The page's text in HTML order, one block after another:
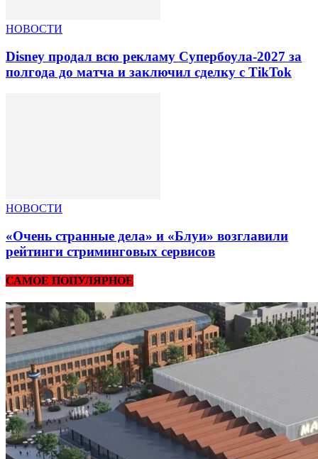
НОВОСТИ
Disney продал всю рекламу Супербоула-2027 за
полгода до матча и заключил сделку с TikTok
НОВОСТИ
«Очень странные дела» и «Блуи» возглавили
рейтинги стриминговых сервисов
САМОЕ ПОПУЛЯРНОЕ